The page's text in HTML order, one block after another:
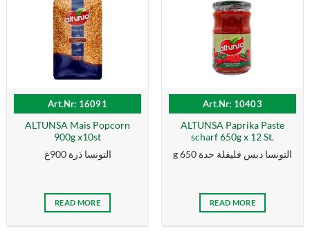
Art.Nr: 16091
ALTUNSA Mais Popcorn
900g x10st
التونسا ذرة 900غ
READ MORE
Art.Nr: 10403
ALTUNSA Paprika Paste
scharf 650g x 12 St.
g التونسا دبس فليفلة حدة 650
READ MORE